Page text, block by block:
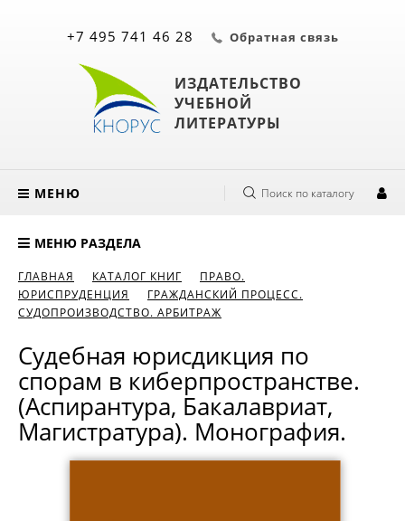
ИЗДАТЕЛЬСТВО
УЧЕБНОЙ
ЛИТЕРАТУРЫ
+7 495 741 46 28 Обратная связь
МЕНЮ Поиск по каталогу
МЕНЮ РАЗДЕЛА
ГЛАВНАЯ КАТАЛОГ КНИГ
ПРАВО.
ЮРИСПРУДЕНЦИЯ
ГРАЖДАНСКИЙ ПРОЦЕСС.
СУДОПРОИЗВОДСТВО. АРБИТРАЖ
Судебная юрисдикция по
спорам в киберпространстве.
(Аспирантура, Бакалавриат,
Магистратура). Монография.